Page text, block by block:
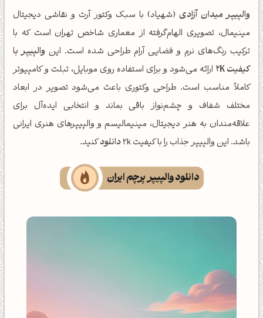
والپیپر میدان آزادی (شهیاد) با سبک وکتور آرت و نقاشی دیجیتال
مینیمال، تصویری الهام‌گرفته از معماری شاخص تهران است که با
ترکیب رنگ‌های نرم و فضایی آرام طراحی شده است. این والپیپر با
کیفیت 2K
ارائه می‌شود و برای استفاده روی موبایل، تبلت و کامپیوتر
کاملاً مناسب است. طراحی وکتوری باعث می‌شود تصویر در ابعاد
مختلف شفاف و چشم‌نواز باقی بماند و انتخابی ایده‌آل برای
علاقه‌مندان به هنر دیجیتال، مینیمالیسم و والپیپرهای هنری ایرانی
باشد. این والپیپر جذاب را با کیفیت 2k
دانلودکنید.
دانلود والپیپر پرچم ایران